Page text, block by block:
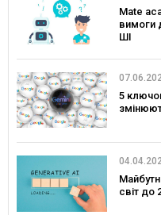
Mate
вимоги
ШІ
5
світ до